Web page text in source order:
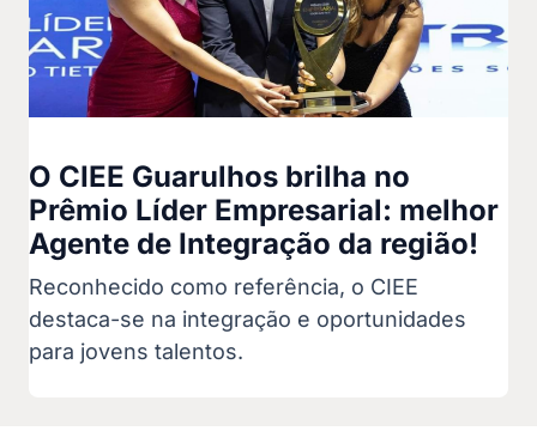
O CIEE Guarulhos brilha no
Prêmio Líder Empresarial: melhor
Agente de Integração da região!
Reconhecido como referência, o CIEE
destaca-se na integração e oportunidades
para jovens talentos.